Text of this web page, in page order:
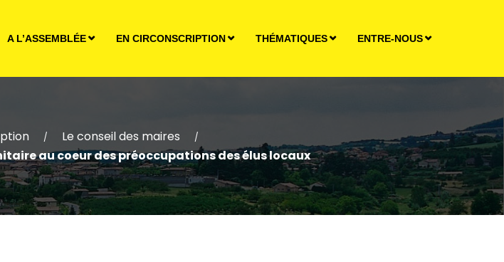
A L’ASSEMBLÉE EN CIRCONSCRIPTION THÉMATIQUES ENTRE-NOUS
/ Le conseil des maires /
au coeur des préoccupations des élus locaux